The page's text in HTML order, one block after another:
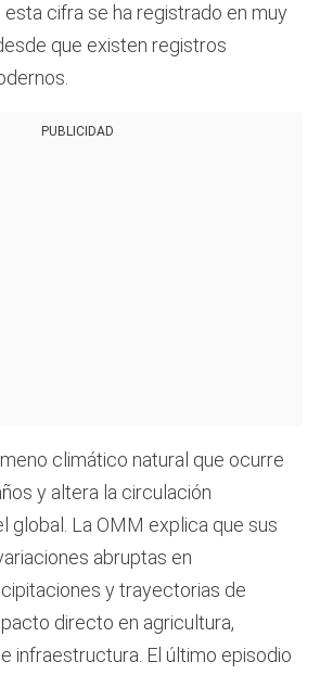
esta cifra se ha registrado en muy
que existen registros
PUBLICIDAD
climático natural que ocurre
y altera la circulación
global. La OMM explica que sus
abruptas en
y trayectorias de
directo en agricultura,
infraestructura. El último episodio